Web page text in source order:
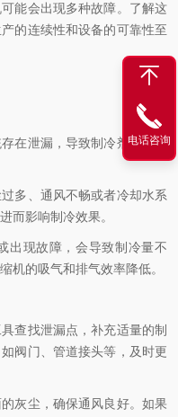
能会出现多种故障。了解这
的连续性和设备的可靠性至
在泄漏，导致制冷剂逐渐减
多、通风不畅或者冷却水系
而影响制冷效果。
现故障，会导致制冷量不
机的吸气和排气效率降低。
找泄漏点，补充适量的制
阀门、管道接头等，及时更
灰尘，确保通风良好。如果
电话咨询